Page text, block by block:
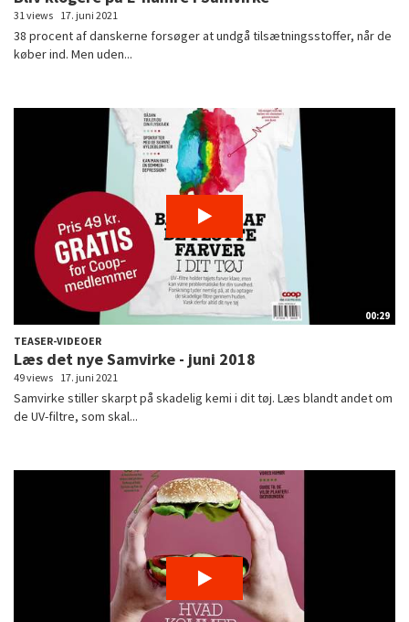
31 views 17. juni 2021
38 procent af danskerne forsøger at undgå tilsætningsstoffer, når de
køber ind. Men uden...
00:29
TEASER-VIDEOER
Læs det nye Samvirke - juni 2018
49 views 17. juni 2021
Samvirke stiller skarpt på skadelig kemi i dit tøj. Læs blandt andet om
de UV-filtre, som skal...